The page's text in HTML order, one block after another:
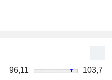
96,11
103,7